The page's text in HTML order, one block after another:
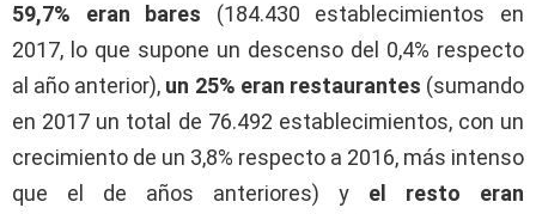
59,7% eran bares (184.430 establecimientos en
2017, lo que supone un descenso del 0,4% respecto
al año anterior), un 25% eran restaurantes (sumando
en 2017 un total de 76.492 establecimientos, con un
crecimiento de un 3,8% respecto a 2016, más intenso
que el de años anteriores) y el resto eran